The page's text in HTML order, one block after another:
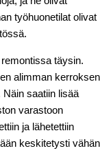
työhuonetilat olivat
täysin.
alimman kerroksen
saatiin lisää
varastoon
ja lähetettiin
keskitetysti vähän